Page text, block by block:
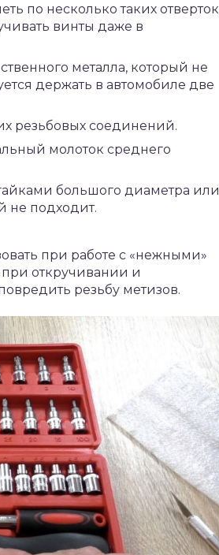
по несколько таких отверток
винты даже в
металла, который не
держать в автомобиле две
резьбовых соединений.
молоток среднего
большого диаметра или
не подходит.
при работе с «нежными»
откручивании и
резьбу метизов.